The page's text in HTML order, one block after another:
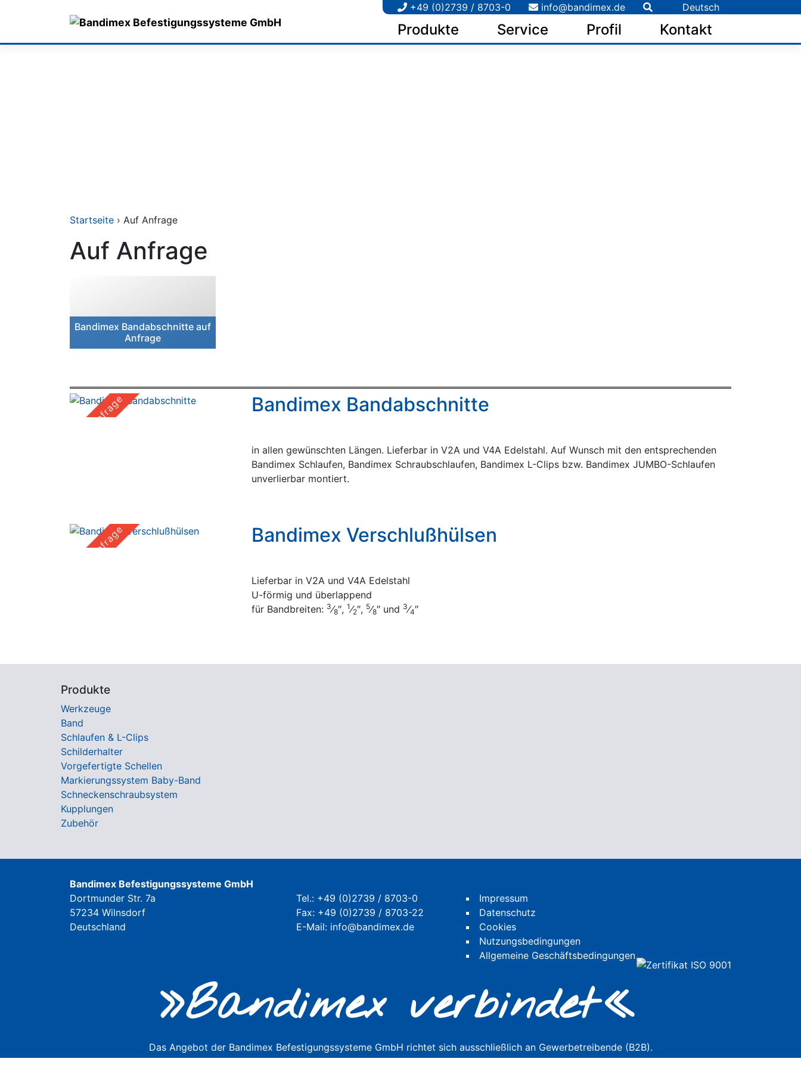
Produkte Service Profil Kontakt
+49 (0)2739 / 8703-0 info@bandimex.de Deutsch
Startseite › Auf Anfrage
Auf Anfrage
Bandimex Bandabschnitte auf
Anfrage
Auf Anfrage Bandimex Bandabschnitte
in allen gewünschten Längen. Lieferbar in V2A und V4A Edelstahl. Auf Wunsch mit den entsprechenden
Bandimex Schlaufen, Bandimex Schraubschlaufen, Bandimex L-Clips bzw. Bandimex JUMBO-Schlaufen
unverlierbar montiert.
Auf Anfrage Bandimex Verschlußhülsen
Lieferbar in V2A und V4A Edelstahl
U-förmig und überlappend
für Bandbreiten: 3⁄8″,1⁄2″, 5⁄8″ und 3⁄4″
Produkte
Werkzeuge
Band
Schlaufen & L-Clips
Schilderhalter
Vorgefertigte Schellen
Markierungssystem Baby-Band
Schneckenschraubsystem
Kupplungen
Zubehör
Bandimex Befestigungssysteme GmbH
Dortmunder Str. 7a
57234 Wilnsdorf
Deutschland
Tel.: +49 (0)2739 / 8703-0
Fax: +49 (0)2739 / 8703-22
E-Mail: info@bandimex.de
Impressum
Datenschutz
Cookies
Nutzungsbedingungen
Allgemeine Geschäftsbedingungen
»Bandimex verbindet«
Das Angebot der Bandimex Befestigungssysteme GmbH richtet sich ausschließlich an Gewerbetreibende (B2B).